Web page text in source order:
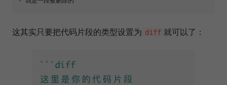
这其实只要把代码片段的类型设置为 diff 就可以了：